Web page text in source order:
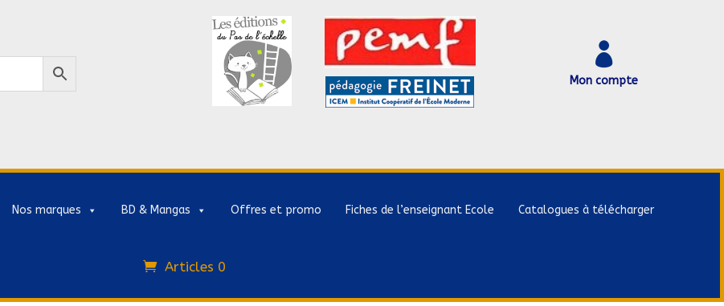

Mon compte
Nos marques BD & Mangas Offres et promo Fiches de l’enseignant Ecole Catalogues à télécharger
Articles 0